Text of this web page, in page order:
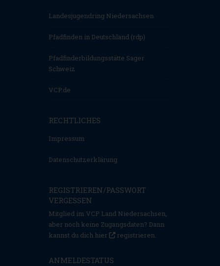
Landesjugendring Niedersachsen
Pfadfinden in Deutschland (rdp)
Pfadfinderbildungsstätte Sager
Schweiz
VCP.de
RECHTLICHES
Impressum
Datenschutzerklärung
REGISTRIEREN/PASSWORT
VERGESSEN
Mitglied im VCP Land Niedersachsen,
aber noch keine Zugangsdaten? Dann
kannst du dich hier
registrieren.
ANMELDESTATUS